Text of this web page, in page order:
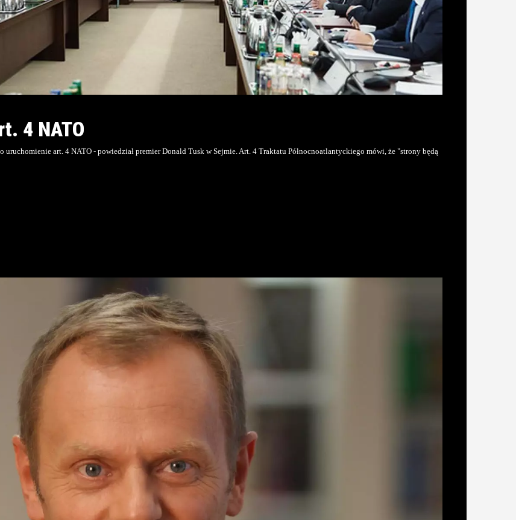
4 NATO
art. 4 NATO - powiedział premier Donald Tusk w Sejmie. Art. 4 Traktatu Północnoatlantyckiego mówi, że "strony będą